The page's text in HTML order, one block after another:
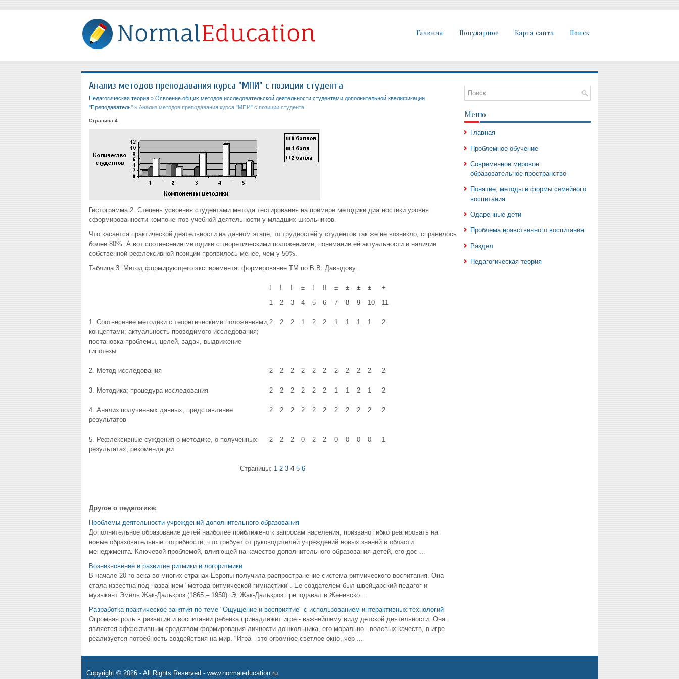
Главная Популярное Карта сайта Поиск
Анализ методов преподавания курса "МПИ" с позиции студента
Педагогическая теория» Освоение общих методов исследовательской деятельности студентами дополнительной квалификации
"Преподаватель"» Анализ методов преподавания курса "МПИ" с позиции студента
Страница 4
Гистограмма 2. Степень усвоения студентами метода тестирования на примере методики диагностики уровня
сформированности компонентов учебной деятельности у младших школьников.
Что касается практической деятельности на данном этапе, то трудностей у студентов так же не возникло, справилось
более 80%. А вот соотнесение методики с теоретическими положениями, понимание её актуальности и наличие
собственной рефлексивной позиции проявилось менее, чем у 50%.
Таблица 3. Метод формирующего эксперимента: формирование ТМ по В.В. Давыдову.
!
1
!
2
!
3
±
4
!
5
!!
6
±
7
±
8
±
9
±
10
+
11
1. Соотнесение методики с теоретическими положениями,
концептами; актуальность проводимого исследования;
постановка проблемы, целей, задач, выдвижение
гипотезы
2 2 2 1 2 2 1 1 1 1 2
2. Метод исследования 2 2 2 2 2 2 2 2 2 2 2
3. Методика; процедура исследования 2 2 2 2 2 2 1 1 2 1 2
4. Анализ полученных данных, представление
результатов
2 2 2 2 2 2 2 2 2 2 2
5. Рефлексивные суждения о методике, о полученных
результатах, рекомендации
2 2 2 0 2 2 0 0 0 0 1
Страницы: 1 2 3 4 5 6
Другое о педагогике:
Проблемы деятельности учреждений дополнительного образования
Дополнительное образование детей наиболее приближено к запросам населения, призвано гибко реагировать на
новые образовательные потребности, что требует от руководителей учреждений новых знаний в области
менеджмента. Ключевой проблемой, влияющей на качество дополнительного образования детей, его дос ...
Возникновение и развитие ритмики и логоритмики
В начале 20-го века во многих странах Европы получила распространение система ритмического воспитания. Она
стала известна под названием "метода ритмической гимнастики". Ее создателем был швейцарский педагог и
музыкант Эмиль Жак-Далькроз (1865 – 1950). Э. Жак-Далькроз преподавал в Женевско ...
Разработка практическое занятия по теме "Ощущение и восприятие" с использованием интерактивных технологий
Огромная роль в развитии и воспитании ребенка принадлежит игре - важнейшему виду детской деятельности. Она
является эффективным средством формирования личности дошкольника, его морально - волевых качеств, в игре
реализуется потребность воздействия на мир. "Игра - это огромное светлое окно, чер ...
Меню
Главная
Проблемное обучение
Современное мировое
образовательное пространство
Понятие, методы и формы семейного
воспитания
Одаренные дети
Проблема нравственного воспитания
Раздел
Педагогическая теория
Copyright © 2026 - All Rights Reserved - www.normaleducation.ru